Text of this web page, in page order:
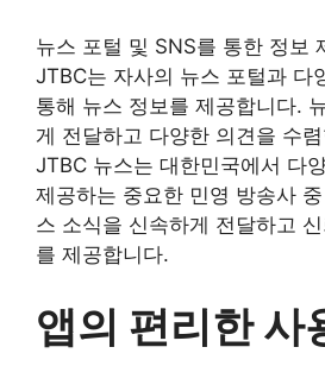
뉴스 포털 및 SNS를 통한 정보
JTBC는 자사의 뉴스 포털과 다
통해 뉴스 정보를 제공합니다.
게 전달하고 다양한 의견을 수
JTBC 뉴스는 대한민국에서 다
제공하는 중요한 민영 방송사
스 소식을 신속하게 전달하고
를 제공합니다.
앱의 편리한 사